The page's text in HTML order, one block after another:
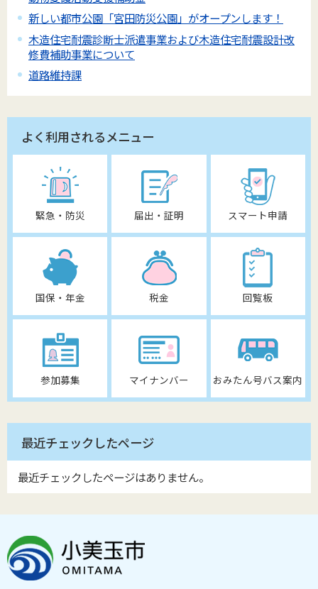
新しい都市公園「宮田防災公園」がオープンします！
木造住宅耐震診断士派遣事業および木造住宅耐震設計改
修費補助事業について
道路維持課
よく利用されるメニュー
緊急・防災 届出・証明 スマート申請
国保・年金 税金 回覧板
参加募集 マイナンバー おみたん号バス案内
最近チェックしたページ
最近チェックしたページはありません。